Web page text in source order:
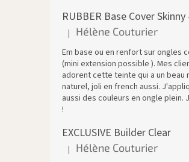
L'évaluation du produit est de 5 sur
| Hélène Couturier
Em base ou en renfort sur ongles
(mini extension possible ). Mes
adorent cette teinte qui a un beau
naturel, joli en french aussi.
aussi des couleurs en ongle plein.
!
EXCLUSIVE Builder Clear
L'évaluation du produit est de 5 sur
| Hélène Couturier